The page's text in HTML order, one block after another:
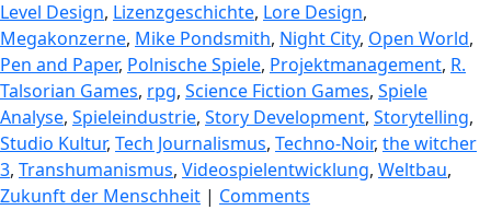
Level Design, Lizenzgeschichte, Lore Design,
Megakonzerne, Mike Pondsmith, Night City, Open World,
Pen and Paper, Polnische Spiele, Projektmanagement, R.
Talsorian Games, rpg, Science Fiction Games, Spiele
Analyse, Spieleindustrie, Story Development, Storytelling,
Studio Kultur, Tech Journalismus, Techno-Noir, the witcher
3, Transhumanismus, Videospielentwicklung, Weltbau,
Zukunft der Menschheit | Comments